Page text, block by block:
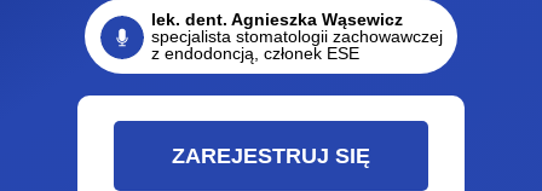
lek. dent. Agnieszka Wąsewicz
specjalista stomatologii zachowawczej
z endodoncją, сzłonek ESE
ZAREJESTRUJ SIĘ